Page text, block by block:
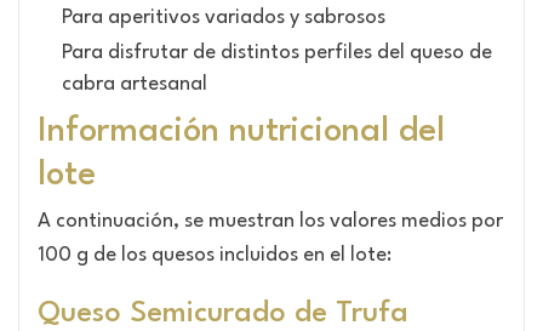
Para aperitivos variados y sabrosos
Para disfrutar de distintos perfiles del queso de
cabra artesanal
Información nutricional del
lote
A continuación, se muestran los valores medios por
100 g de los quesos incluidos en el lote:
Queso Semicurado de Trufa